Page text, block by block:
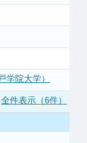
学院大学）
全件表示（6件）